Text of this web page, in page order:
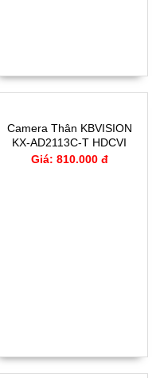
Camera Thân KBVISION
KX-AD2113C-T HDCVI
Đàm thoại 2 chiều 2.0MP
Giá: 810.000 đ